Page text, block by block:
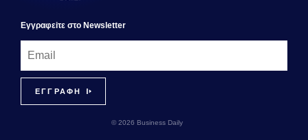
Εγγραφεiτε στο Newsletter
© 2026 Business Daily